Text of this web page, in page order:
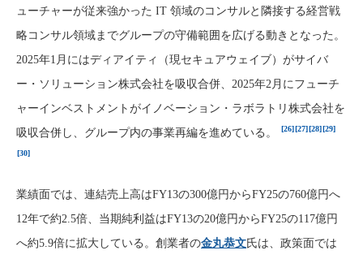
ューチャーが従来強かった IT 領域のコンサルと隣接する経営戦
略コンサル領域までグループの守備範囲を広げる動きとなった。
2025年1月にはディアイティ（現セキュアウェイブ）がサイバ
ー・ソリューション株式会社を吸収合併、2025年2月にフューチ
ャーインベストメントがイノベーション・ラボラトリ株式会社を
吸収合併し、グループ内の事業再編を進めている。
[26] [27] [28] [29]
[30]
業績面では、連結売上高はFY13の300億円からFY25の760億円へ
12年で約2.5倍、当期純利益はFY13の20億円からFY25の117億円
へ約5.9倍に拡大している。創業者の金丸恭文氏は、政策面では